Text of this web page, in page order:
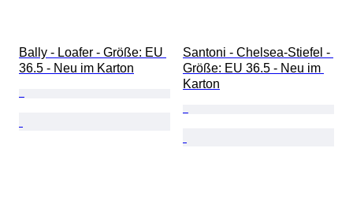
Bally - Loafer - Größe: EU
36.5 - Neu im Karton
Santoni - Chelsea-Stiefel -
Größe: EU 36.5 - Neu im
Karton